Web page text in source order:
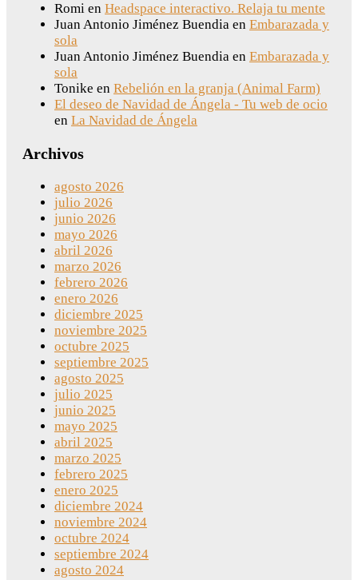
Romi en Headspace interactivo. Relaja tu mente
Juan Antonio Jiménez Buendia en Embarazada y
sola
Juan Antonio Jiménez Buendia en Embarazada y
sola
Tonike en Rebelión en la granja (Animal Farm)
El deseo de Navidad de Ángela - Tu web de ocio
en La Navidad de Ángela
Archivos
agosto 2026
julio 2026
junio 2026
mayo 2026
abril 2026
marzo 2026
febrero 2026
enero 2026
diciembre 2025
noviembre 2025
octubre 2025
septiembre 2025
agosto 2025
julio 2025
junio 2025
mayo 2025
abril 2025
marzo 2025
febrero 2025
enero 2025
diciembre 2024
noviembre 2024
octubre 2024
septiembre 2024
agosto 2024